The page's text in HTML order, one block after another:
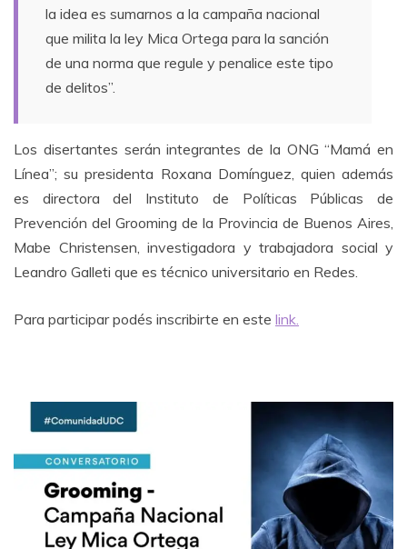
la idea es sumarnos a la campaña nacional
que milita la ley Mica Ortega para la sanción
de una norma que regule y penalice este tipo
de delitos”.
Los disertantes serán integrantes de la ONG “Mamá en
Línea”; su presidenta Roxana Domínguez, quien además
es directora del Instituto de Políticas Públicas de
Prevención del Grooming de la Provincia de Buenos Aires,
Mabe Christensen, investigadora y trabajadora social y
Leandro Galleti que es técnico universitario en Redes.
Para participar podés inscribirte en este link.